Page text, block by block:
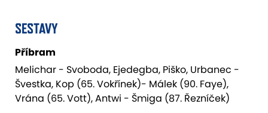
SESTAVY
Příbram
Melichar - Svoboda, Ejedegba, Piško, Urbanec -
Švestka, Kop (65. Vokřínek)- Málek (90. Faye),
Vrána (65. Vott), Antwi - Šmiga (87. Řezníček)